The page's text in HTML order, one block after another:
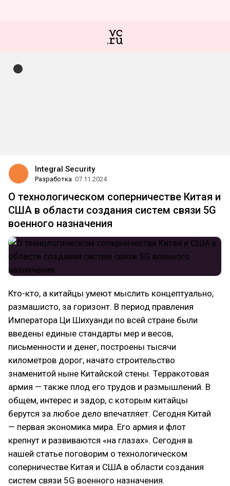
Integral Security
Разработка 07.11.2024
О технологическом соперничестве Китая и
США в области создания систем связи 5G
военного назначения
Кто-кто, а китайцы умеют мыслить концептуально,
размашисто, за горизонт. В период правления
Императора Ци Шихуанди по всей стране были
введены единые стандарты мер и весов,
письменности и денег, построены тысячи
километров дорог, начато строительство
знаменитой ныне Китайской стены. Терракотовая
армия — также плод его трудов и размышлений. В
общем, интерес и задор, с которым китайцы
берутся за любое дело впечатляет. Сегодня Китай
— первая экономика мира. Его армия и флот
крепнут и развиваются «на глазах». Сегодня в
нашей статье поговорим о технологическом
соперничестве Китая и США в области создания
систем связи 5G военного назначения.